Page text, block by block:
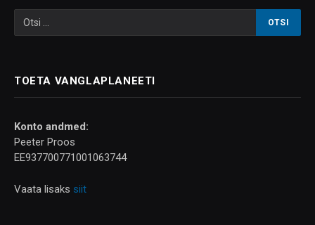
TOETA VANGLAPLANEETI
Konto andmed:
Peeter Proos
EE937700771001063744
Vaata lisaks siit